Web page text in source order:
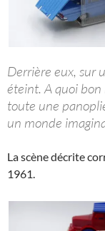
Derrière eux, sur
éteint. A quoi bon
toute une
un monde
La scène décrite
1961.